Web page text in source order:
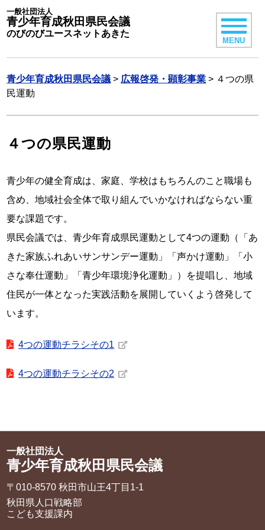
一般社団法人
青少年育成秋田県民会議
のびのびユースネットあきた
MENU
青少年育成秋田県民会議 > 広報啓発・顕彰事業 > ４つの県
民運動
４つの県民運動
青少年の健全育成は、家庭、学校はもちろんのこと職場も
含め、地域社会全体で取り組んでいかなければならない重
要な課題です。
県民会議では、青少年育成県民運動として4つの運動（「あ
きた家族ふれあいサンサンデー運動」「声かけ運動」「小
さな奉仕運動」「青少年環境浄化運動」）を提唱し、地域
住民が一体となった実践活動を展開していくよう啓発して
います。
4つの運動チラシその1
4つの運動チラシその2
一般社団法人
青少年育成秋田県民会議
〒010-8570 秋田市山王4丁目1‐1
秋田県人口戦略部
こども支援課内